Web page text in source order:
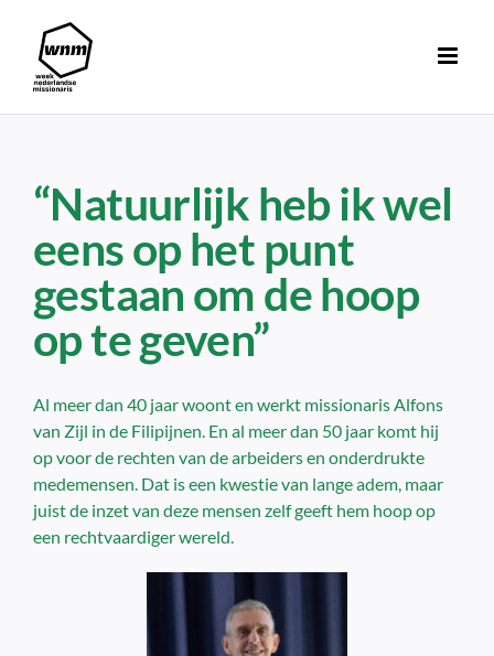
inhoud
“Natuurlijk heb ik wel
eens op het punt
gestaan om de hoop
op te geven”
Al meer dan 40 jaar woont en werkt missionaris Alfons
van Zijl in de Filipijnen. En al meer dan 50 jaar komt hij
op voor de rechten van de arbeiders en onderdrukte
medemensen. Dat is een kwestie van lange adem, maar
juist de inzet van deze mensen zelf geeft hem hoop op
een rechtvaardiger wereld.